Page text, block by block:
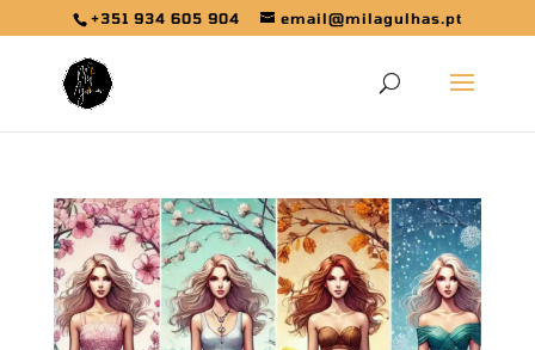
+351 934 605 904 email@milagulhas.pt